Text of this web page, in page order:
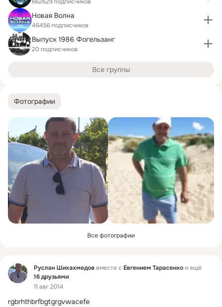
Фотографии
Все фотографии
Фид Руслан Шихахмедов вместе с Евгением Тарасенкои ещё
16 друзьями
11 авг 2014
rgbrhthbrfbgtgrgvwacefe
Новая Волна
46456 подписчиков
Выпуск 1986 Фогельзанг
20 подписчиков
Все группы